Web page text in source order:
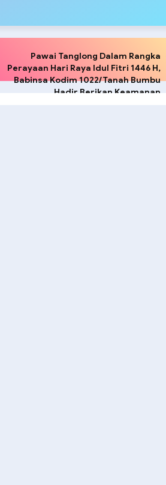
Pawai Tanglong Dalam Rangka
Perayaan Hari Raya Idul Fitri 1446 H,
Babinsa Kodim 1022/Tanah Bumbu
Hadir Berikan Keamanan